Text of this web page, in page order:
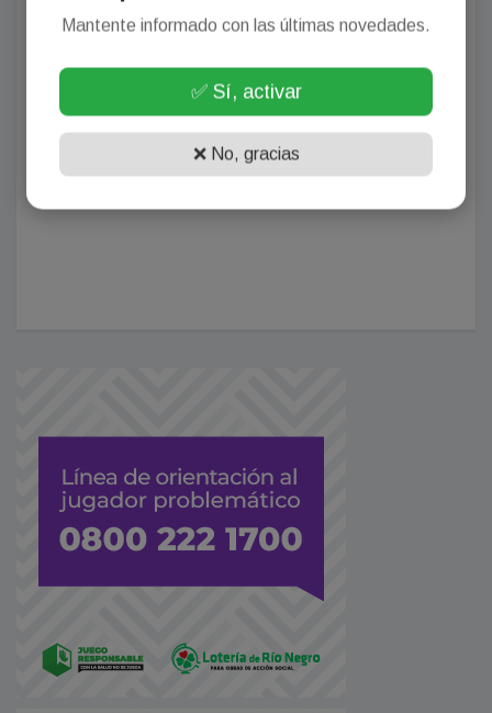
Mantente informado con las últimas novedades.
✅ Sí, activar
❌ No, gracias